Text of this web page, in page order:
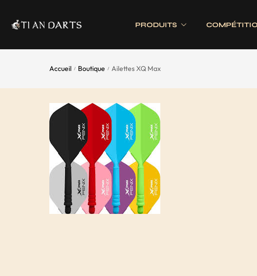
PRODUITS
Accessoires joueurs
Tapis de cible
Tour de cible
Cibles électroniques
Cibles traditionnelles
Accueil / Boutique / Ailettes XQ Max